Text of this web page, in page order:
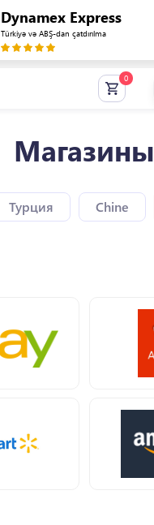
Dynamex Express
Türkiyə və ABŞ-dan çatdırılma
Магазины
Турция Chine